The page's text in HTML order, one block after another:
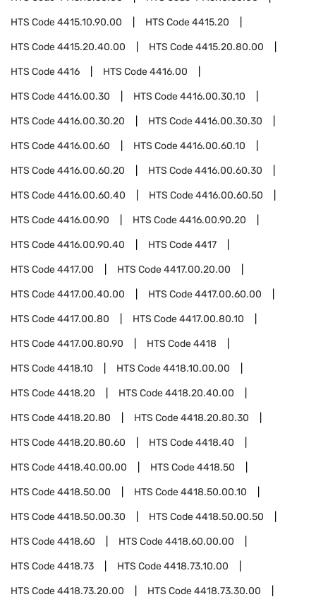
HTS Code4415.10.90.00 HTS Code4415.20
HTS Code4415.20.40.00 HTS Code4415.20.80.00
HTS Code4416 HTS Code4416.00
HTS Code4416.00.30 HTS Code4416.00.30.10
HTS Code4416.00.30.20 HTS Code4416.00.30.30
HTS Code4416.00.60 HTS Code4416.00.60.10
HTS Code4416.00.60.20 HTS Code4416.00.60.30
HTS Code4416.00.60.40 HTS Code4416.00.60.50
HTS Code4416.00.90 HTS Code4416.00.90.20
HTS Code4416.00.90.40 HTS Code4417
HTS Code4417.00 HTS Code4417.00.20.00
HTS Code4417.00.40.00 HTS Code4417.00.60.00
HTS Code4417.00.80 HTS Code4417.00.80.10
HTS Code4417.00.80.90 HTS Code4418
HTS Code4418.10 HTS Code4418.10.00.00
HTS Code4418.20 HTS Code4418.20.40.00
HTS Code4418.20.80 HTS Code4418.20.80.30
HTS Code4418.20.80.60 HTS Code4418.40
HTS Code4418.40.00.00 HTS Code4418.50
HTS Code4418.50.00 HTS Code4418.50.00.10
HTS Code4418.50.00.30 HTS Code4418.50.00.50
HTS Code4418.60 HTS Code4418.60.00.00
HTS Code4418.73 HTS Code4418.73.10.00
HTS Code4418.73.20.00 HTS Code4418.73.30.00